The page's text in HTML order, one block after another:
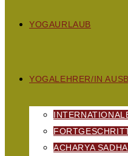
YOGAURLAUB
YOGALEHRER/IN
ACHARYA